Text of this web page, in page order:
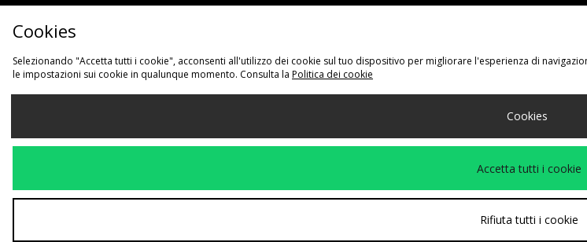
Scegli Il Tuo Paese
Cookies
Selezionando "Accetta tutti i cookie", acconsenti all'utilizzo dei cookie sul tuo dispositivo per migliorare l'esperienza di
le impostazioni sui cookie in qualunque momento. Consulta la Politica dei cookie
Cookies
Accetta tutti i cookie
Rifiuta tutti i cookie